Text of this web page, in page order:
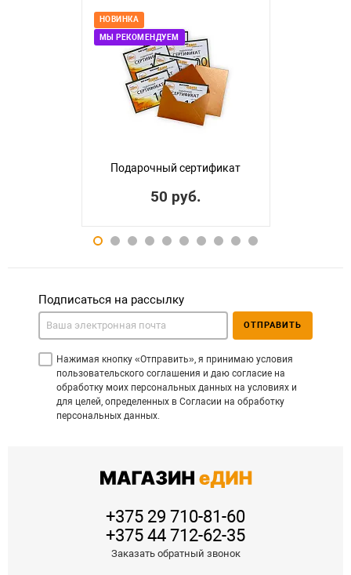
НОВИНКА
МЫ РЕКОМЕНДУЕМ
Подарочный сертификат
50 руб.
Подписаться на рассылку
Нажимая кнопку «Отправить», я принимаю условия
пользовательского соглашения и даю согласие на
обработку моих персональных данных на условиях и
для целей, определенных в Согласии на обработку
персональных данных.
ОТПРАВИТЬ
+375 29 710-81-60
+375 44 712-62-35
Заказать обратный звонок